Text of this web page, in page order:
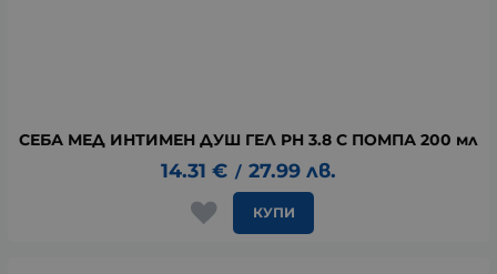
СЕБА МЕД ИНТИМЕН ДУШ ГЕЛ PH 3.8 С ПОМПА 200 мл
14.31 € / 27.99 лв.
КУПИ